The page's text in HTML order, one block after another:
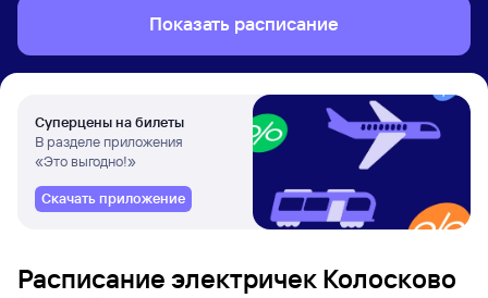
Показать расписание
Суперцены на билеты
В разделе приложения
«Это выгодно!»
Скачать приложение
Расписание электричек Колосково